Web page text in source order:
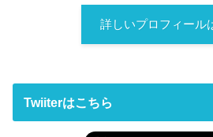
詳しいプロフィール
Twiiterはこちら